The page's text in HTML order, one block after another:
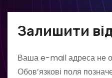
Залишити
Ваша e-mail адреса не
Обов’язкові поля